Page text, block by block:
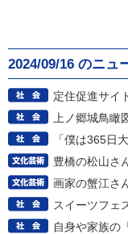
2024/09/16 のニュ
定住促進サイ
上ノ郷城鳥瞰
「僕は365日
豊橋の松山さ
画家の蟹江さ
スイーツフェ
自身や家族の